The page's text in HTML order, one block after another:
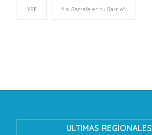
YPF “La Garrafa en tu Barrio”
ULTIMAS REGIONALES